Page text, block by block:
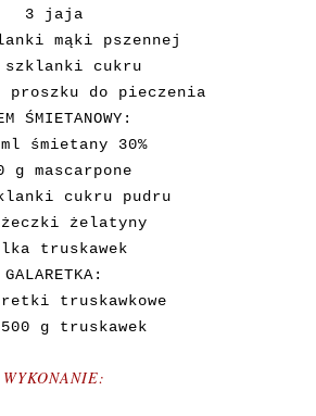
3 jaja
mąki pszennej
cukru
proszku do pieczenia
ŚMIETANOWY:
śmietany 30%
g mascarpone
cukru pudru
żelatyny
truskawek
GALARETKA:
truskawkowe
g truskawek
WYKONANIE: